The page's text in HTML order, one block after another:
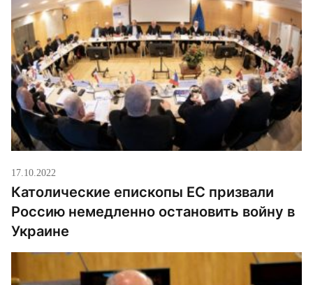
17.10.2022
Католические епископы ЕС призвали
Россию немедленно остановить войну в
Украине